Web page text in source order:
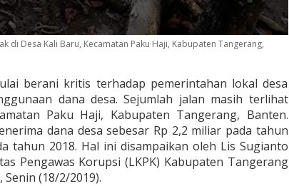
di Desa Kali Baru, Kecamatan Paku Haji, Kabupaten Tangerang,
berani kritis terhadap pemerintahan lokal desa
dana desa. Sejumlah jalan masih terlihat
Paku Haji, Kabupaten Tangerang, Banten.
dana desa sebesar Rp 2,2 miliar pada tahun
tahun 2018. Hal ini disampaikan oleh Lis Sugianto
Pengawas Korupsi (LKPK) Kabupaten Tangerang
(18/2/2019).